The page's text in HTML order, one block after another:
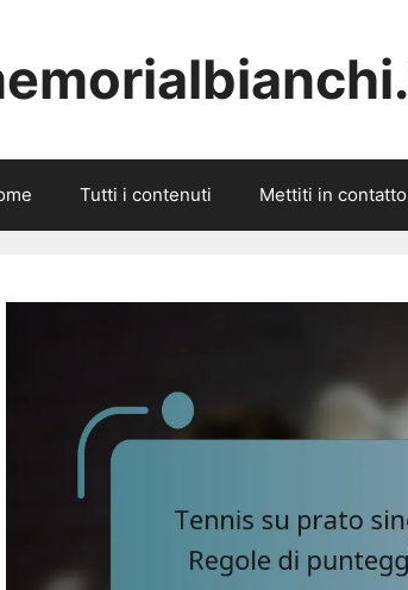
Tutti i contenuti Mettiti in contatto